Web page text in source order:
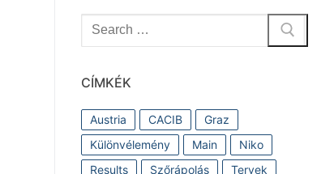
Keresése:
CÍMKÉK
Austria CACIB
Graz
Különvélemény
Main
Niko
Results
Szőrápolás
Tervek